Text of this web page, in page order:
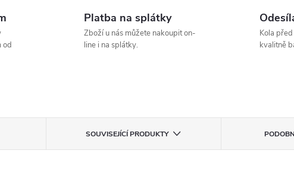
od
Platba na splátky
Zboží u nás můžete nakoupit on-
line i na splátky.
Kola
kvalitně
SOUVISEJÍCÍ PRODUKTY